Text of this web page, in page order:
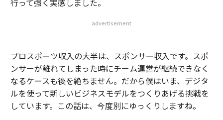
行って強く実感しました。
advertisement
プロスポーツ収入の大半は、スポンサー収入です。スポ
ンサーが離れてしまった時にチーム運営が継続できなく
なるケースも後を絶ちません。だから僕はいま、デジタ
ルを使って新しいビジネスモデルをつくりあげる挑戦を
しています。この話は、今度別にゆっくりしますね。